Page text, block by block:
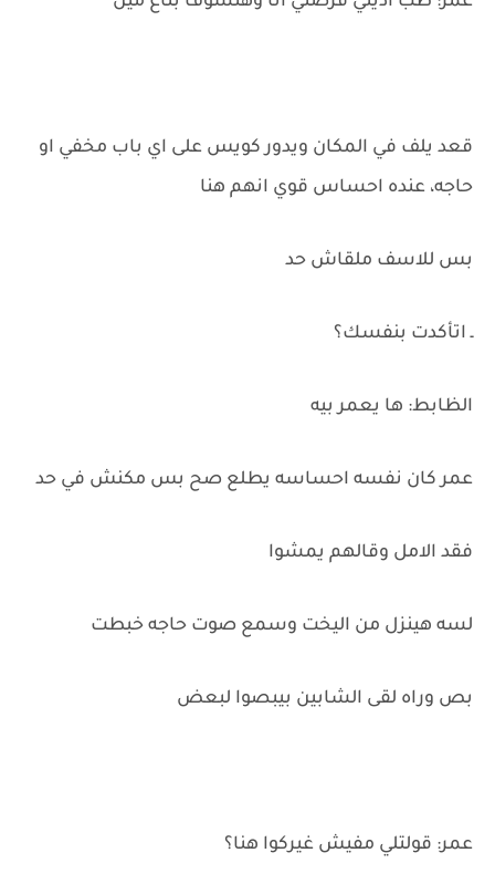
قعد يلف في المكان ويدور كويس على اي باب مخفي او
حاجه، عنده احساس قوي انهم هنا
بس للاسف ملقاش حد
ـ اتأكدت بنفسك؟
الظابط: ها يعمر بيه
عمر كان نفسه احساسه يطلع صح بس مكنش في حد
فقد الامل وقالهم يمشوا
لسه هينزل من اليخت وسمع صوت حاجه خبطت
بص وراه لقى الشابين بيبصوا لبعض
عمر: قولتلي مفيش غيركوا هنا؟